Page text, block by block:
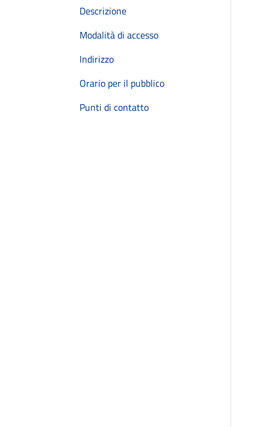
Descrizione
Modalità di accesso
Indirizzo
Orario per il pubblico
Punti di contatto